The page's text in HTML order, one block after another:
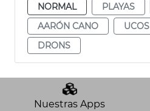
NORMAL
PLAYAS
AARÓN CANO
UCOS
DRONS
Nuestras Apps